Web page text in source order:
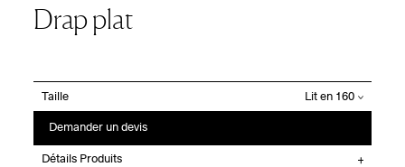
Drap plat
Taille
Demander un devis
Détails Produits